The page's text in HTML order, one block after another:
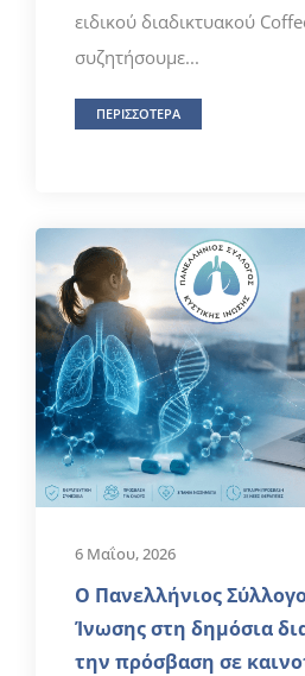
ειδικού διαδικτυακού
συζητήσουμε...
ΠΕΡΙΣΣΟΤΕΡΑ
6 Μαΐου, 2026
Ο Πανελλήνιος
Ίνωσης στη δημόσια
την πρόσβαση σε